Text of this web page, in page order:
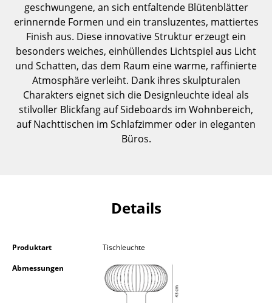
... alle Tische
Aufbewahren
Regale & Schränke
Bücherregale
Wandregale
Sideboards & Kommoden
Kleinaufbewahrung
geschwungene, an sich entfaltende Blütenblätter
erinnernde Formen und ein transluzentes, mattiertes
Finish aus. Diese innovative Struktur erzeugt ein
besonders weiches, einhüllendes Lichtspiel aus Licht
und Schatten, das dem Raum eine warme, raffinierte
Atmosphäre verleiht. Dank ihres skulpturalen
Charakters eignet sich die Designleuchte ideal als
stilvoller Blickfang auf Sideboards im Wohnbereich,
auf Nachttischen im Schlafzimmer oder in eleganten
Büros.
Details
Produktart
Tischleuchte
Abmessungen